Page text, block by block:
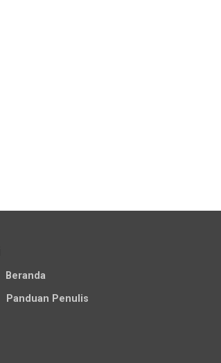
Beranda
Panduan Penulis